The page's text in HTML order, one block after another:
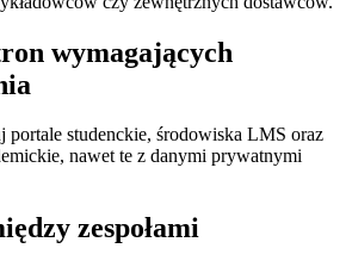
wymagających
portale studenckie, środowiska LMS oraz
nawet te z danymi prywatnymi
zespołami